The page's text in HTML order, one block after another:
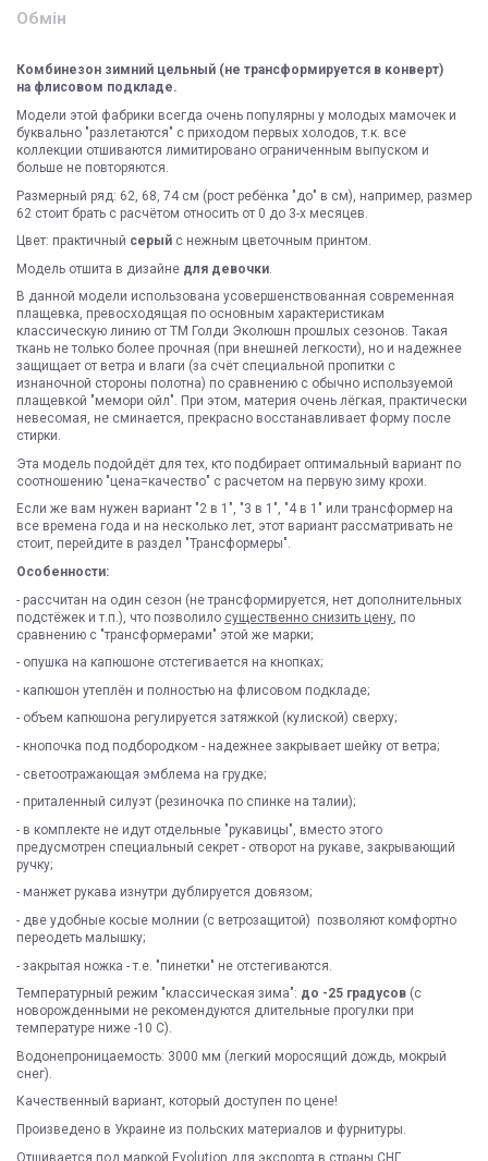
Обмін
Комбинезон зимний цельный (не трансформируется в конверт)
на флисовом подкладе.
Модели этой фабрики всегда очень популярны у молодых мамочек и
буквально "разлетаются" с приходом первых холодов, т.к. все
коллекции отшиваются лимитировано ограниченным выпуском и
больше не повторяются.
Размерный ряд: 62, 68, 74 см (рост ребёнка "до" в см), например, размер
62 стоит брать с расчётом относить от 0 до 3-х месяцев.
Цвет: практичный серый с нежным цветочным принтом.
Модель отшита в дизайне для девочки
В данной модели использована усовершенствованная современная
плащевка, превосходящая по основным характеристикам
классическую линию от ТМ Голди Эколюшн прошлых сезонов. Такая
ткань не только более прочная (при внешней легкости), но и надежнее
защищает от ветра и влаги (за счёт специальной пропитки с
изнаночной стороны полотна) по сравнению с обычно используемой
плащевкой "мемори ойл". При этом, материя очень лёгкая, практически
невесомая, не сминается, прекрасно восстанавливает форму после
стирки.
Эта модель подойдёт для тех, кто подбирает оптимальный вариант по
соотношению "цена=качество" с расчетом на первую зиму крохи.
Если же вам нужен вариант "2 в 1", "3 в 1", "4 в 1" или трансформер на
все времена года и на несколько лет, этот вариант рассматривать не
стоит, перейдите в раздел "Трансформеры".
Особенности:
- рассчитан на один сезон (не трансформируется, нет дополнительных
подстёжек и т.п.), что позволило существенно снизить цену , по
сравнению с "трансформерами" этой же марки;
- опушка на капюшоне отстегивается на кнопках;
- капюшон утеплён и полностью на флисовом подкладе;
- объем капюшона регулируется затяжкой (кулиской) сверху;
- кнопочка под подбородком - надежнее закрывает шейку от ветра;
- светоотражающая эмблема на грудке;
- приталенный силуэт (резиночка по спинке на талии);
- в комплекте не идут отдельные "рукавицы", вместо этого
предусмотрен специальный секрет - отворот на рукаве, закрывающий
ручку;
- манжет рукава изнутри дублируется довязом;
- две удобные косые молнии (с ветрозащитой) позволяют комфортно
переодеть малышку;
- закрытая ножка - т.е. "пинетки" не отстегиваются.
Температурный режим "классическая зима": до -25 градусов (с
новорожденными не рекомендуются длительные прогулки при
температуре ниже -10 С).
Водонепроницаемость: 3000 мм (легкий моросящий дождь, мокрый
снег).
Качественный вариант, который доступен по цене!
Произведено в Украине из польских материалов и фурнитуры.
Отшивается под маркой Evolution для экспорта в страны СНГ,